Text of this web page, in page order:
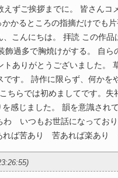
えずご挨拶までに。 皆さんコ
かるところの指摘だけでも
、こんにちは。 拝読 この作品
飾過多で胸焼けがする。 自
トありがとうございました。
です。 詩作に限らず、何かを
ちらでは初めましてです。失
感じました。 韻を意識され
わ いつもお世話になってお
ば苦あり 苦あれば楽あり